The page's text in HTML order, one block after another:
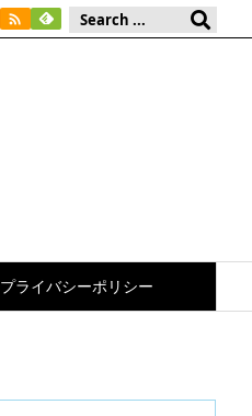
プライバシーポリシー
